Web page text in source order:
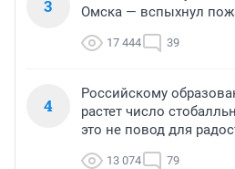
3
Омска — вспыхнул
17 444 39
4
Российскому
растет число
это не повод для
13 074 79